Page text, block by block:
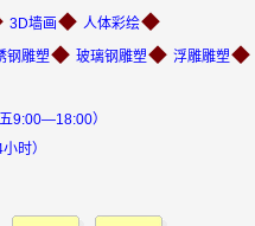
3D墙画◆ 人体彩绘◆
钢雕塑◆ 玻璃钢雕塑◆ 浮雕雕塑◆
9:00—18:00）
时）